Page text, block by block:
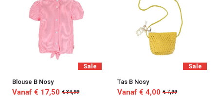
Sale
Blouse B Nosy
Vanaf € 17,50 € 34,99
Sale
Tas B Nosy
Vanaf € 4,00 € 7,99